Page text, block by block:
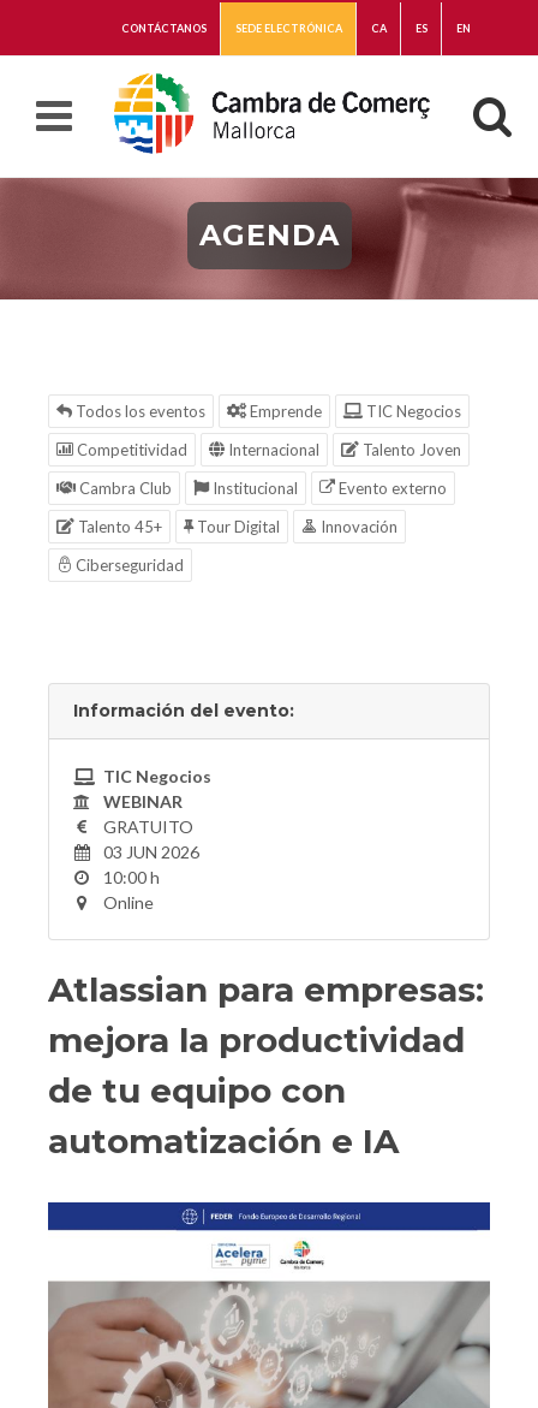
CONTÁCTANOS SEDE ELECTRÓNICA CA ES EN
AGENDA
Todos los eventos Emprende
TIC Negocios
Competitividad
Internacional
Talento Joven
Cambra Club
Institucional
Evento externo
Talento 45+
Tour Digital
Innovación
Ciberseguridad
Información del evento:
TIC Negocios
WEBINAR
GRATUITO
03 JUN 2026
10:00 h
Online
Atlassian para empresas:
mejora la productividad
de tu equipo con
automatización e IA